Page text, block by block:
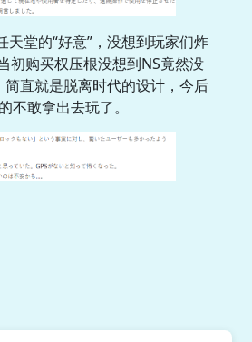
天堂的“好意”，没想到玩家们炸
初购买权压根没想到NS竟然没
简直就是脱离时代的设计，今后
不敢拿出去玩了。